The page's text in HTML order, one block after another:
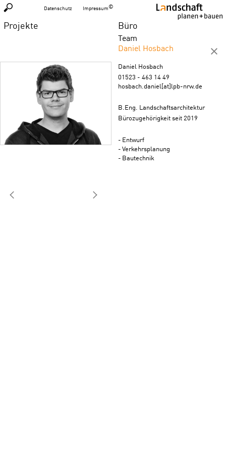
Daniel Hosbach
01523 - 463 14 49
hosbach.daniel[at]lpb-nrw.de
B.Eng. Landschaftsarchitektur
Bürozugehörigkeit seit 2019
Entwurf
Verkehrsplanung
Bautechnik
Projekte Büro
Team
Daniel Hosbach
Impressum
Datenschutz